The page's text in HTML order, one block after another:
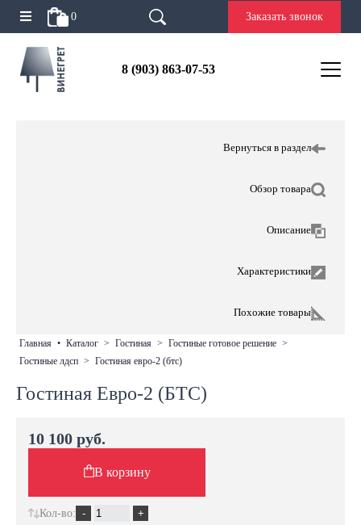
0 Заказать звонок
8 (903) 863-07-53
Вернуться в раздел
Обзор товара
Описание
Характеристики
Похожие товары
главная • каталог > гостиная > гостиные готовое решение >
гостиные лдсп > гостиная евро-2 (бтс)
Гостиная Евро-2 (БТС)
10 100 руб.
В корзину
Кол-во: